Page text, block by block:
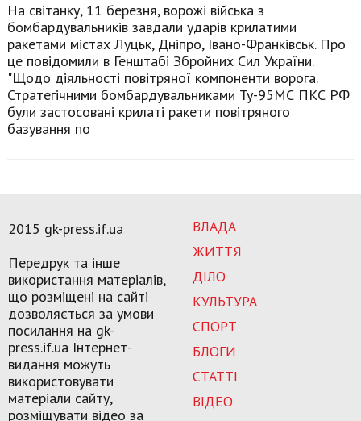
На світанку, 11 березня, ворожі війська з
бомбардувальників завдали ударів крилатими
ракетами містах Луцьк, Дніпро, Івано-Франківськ. Про
це повідомили в Генштабі Збройних Сил України.
"Щодо діяльності повітряної компоненти ворога.
Стратегічними бомбардувальниками Ту-95МС ПКС РФ
були застосовані крилаті ракети повітряного
базування по
ВЛАДА
ЖИТТЯ
ДІЛО
КУЛЬТУРА
СПОРТ
БЛОГИ
СТАТТІ
ВІДЕО
2015 gk-press.if.ua
Передрук та інше
використання матеріалів,
що розміщені на сайті
дозволяється за умови
посилання на gk-
press.if.ua Інтернет-
видання можуть
використовувати
матеріали сайту,
розміщувати відео за